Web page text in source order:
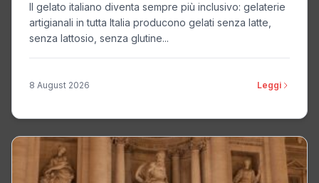
Il gelato italiano diventa sempre più inclusivo: gelaterie
artigianali in tutta Italia producono gelati senza latte,
senza lattosio, senza glutine...
8 August 2026 Leggi